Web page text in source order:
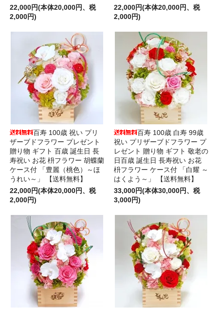
22,000円(本体20,000円、税
2,000円)
22,000円(本体20,000円、税
2,000円)
百寿 100歳 祝い プリ
ザーブドフラワー プレゼント
贈り物 ギフト 百歳 誕生日 長
寿祝い お花 枡フラワー 胡蝶蘭
ケース付 「豊麗（桃色）～ほ
うれい～」 【送料無料】
22,000円(本体20,000円、税
2,000円)
百寿 100歳 白寿 99歳
祝い プリザーブドフラワー プ
レゼント 贈り物 ギフト 敬老の
日百歳 誕生日 長寿祝い お花
枡フラワー ケース付 「白耀 ～
はくよう～」 【送料無料】
33,000円(本体30,000円、税
3,000円)